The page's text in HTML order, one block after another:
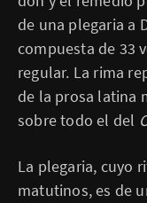
de una plegaria a
compuesta de 33
regular. La rima
de la prosa latina
sobre todo el del
La plegaria, cuyo
matutinos, es de